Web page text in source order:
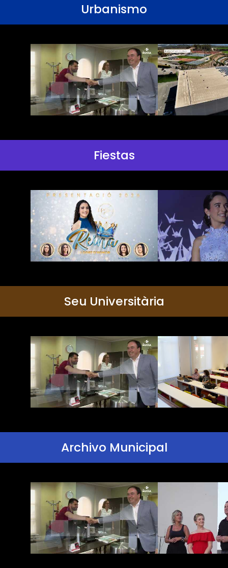
Urbanismo
Fiestas
Seu Universitària
Archivo Municipal